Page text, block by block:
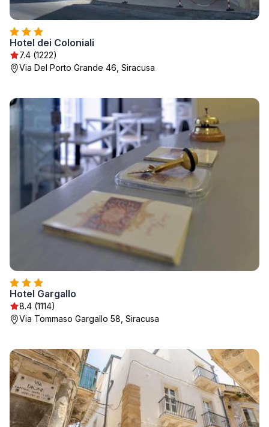
Hotel dei Coloniali
7.4 (1222)
Via Del Porto Grande 46, Siracusa
Hotel Gargallo
8.4 (1114)
Via Tommaso Gargallo 58, Siracusa